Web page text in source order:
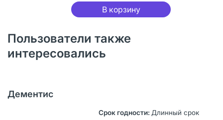
В корзину
Пользователи также
интересовались
Дементис
Длинный срок